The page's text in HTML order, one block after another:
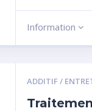
Information
ADDITIF /